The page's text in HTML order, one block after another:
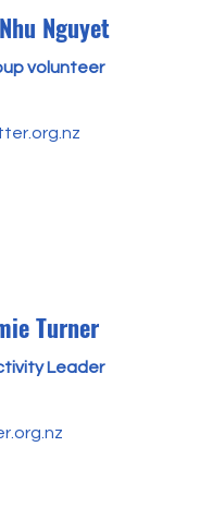
Nguyet
volunteer
Turner
Leader